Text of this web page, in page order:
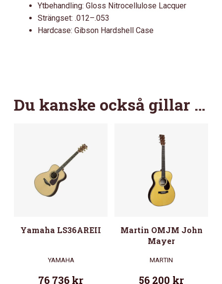
Ytbehandling: Gloss Nitrocellulose Lacquer
Strängset: .012–.053
Hardcase: Gibson Hardshell Case
Du kanske också gillar …
Yamaha LS36AREII
YAMAHA
76 736 kr
Martin OMJM John
Mayer
MARTIN
56 200 kr